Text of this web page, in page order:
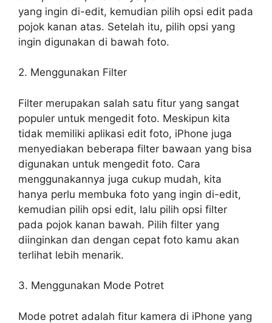
yang ingin di-edit, kemudian pilih opsi edit pada
pojok kanan atas. Setelah itu, pilih opsi yang
ingin digunakan di bawah foto.
2. Menggunakan Filter
Filter merupakan salah satu fitur yang sangat
populer untuk mengedit foto. Meskipun kita
tidak memiliki aplikasi edit foto, iPhone juga
menyediakan beberapa filter bawaan yang bisa
digunakan untuk mengedit foto. Cara
menggunakannya juga cukup mudah, kita
hanya perlu membuka foto yang ingin di-edit,
kemudian pilih opsi edit, lalu pilih opsi filter
pada pojok kanan bawah. Pilih filter yang
diinginkan dan dengan cepat foto kamu akan
terlihat lebih menarik.
3. Menggunakan Mode Potret
Mode potret adalah fitur kamera di iPhone yang